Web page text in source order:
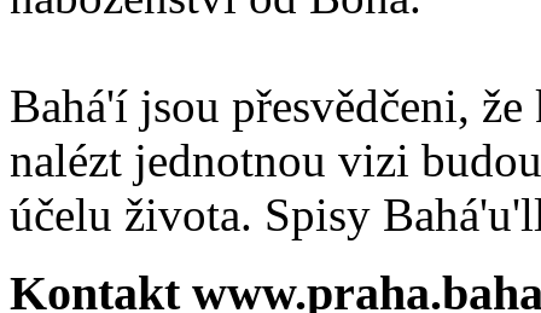
Bahá'í jsou přesvědčeni,
nalézt jednotnou vizi
účelu života. Spisy
Kontakt